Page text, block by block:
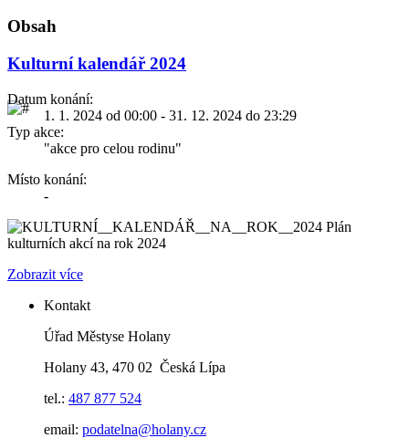
Obsah
Kulturní kalendář 2024
Datum konání:
1. 1. 2024 od 00:00 - 31. 12. 2024 do 23:29
Typ akce:
"akce pro celou rodinu"
Místo konání:
-
Plán
kulturních akcí na rok 2024
Zobrazit více
Kontakt
Úřad Městyse Holany
Holany 43, 470 02 Česká Lípa
tel.: 487 877 524
email: podatelna@holany.cz